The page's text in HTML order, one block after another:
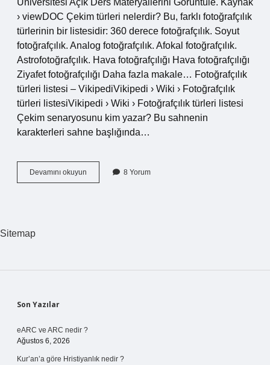
Üniversitesi Açık Ders Materyallerini Görüntüle. Kaynak
› viewDOC Çekim türleri nelerdir? Bu, farklı fotoğrafçılık
türlerinin bir listesidir: 360 derece fotoğrafçılık. Soyut
fotoğrafçılık. Analog fotoğrafçılık. Afokal fotoğrafçılık.
Astrofotoğrafçılık. Hava fotoğrafçılığı Hava fotoğrafçılığı
Ziyafet fotoğrafçılığı Daha fazla makale… Fotoğrafçılık
türleri listesi – VikipediVikipedi › Wiki › Fotoğrafçılık
türleri listesiVikipedi › Wiki › Fotoğrafçılık türleri listesi
Çekim senaryosunu kim yazar? Bu sahnenin
karakterleri sahne başlığında…
Devamını okuyun
Senaryosunda
8 Yorum
Sitemap
Sidebar
Son Yazılar
eARC ve ARC nedir ?
Ağustos 6, 2026
Kur’an’a göre Hristiyanlık nedir ?